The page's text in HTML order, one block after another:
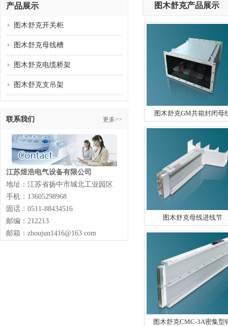
产品展示
图木舒克开关柜
图木舒克母线槽
图木舒克电缆桥架
图木舒克支吊架
联系我们 更多>>
江苏煜浩电气设备有限公司
地址：江苏省扬中市城北工业园区
手机：13605298968
固话：0511-88434516
邮编：212213
邮箱：zhoujun1416@163.com
图木舒克产品展示
图木舒克GM共箱封闭母
图木舒克母线进线节
图木舒克CMC-3A密集型